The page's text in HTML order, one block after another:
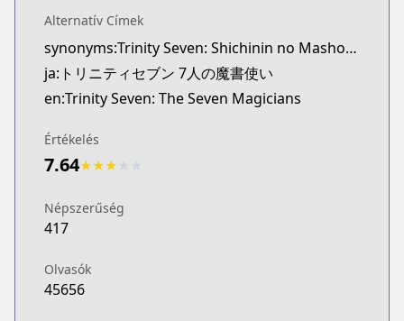
Alternatív Címek
synonyms:Trinity Seven: Shichinin no Mashotsukai,7-nin no Mahoutsukai
ja:トリニティセブン 7人の魔書使い
en:Trinity Seven: The Seven Magicians
Értékelés
7.64★★★
Népszerűség
417
Olvasók
45656